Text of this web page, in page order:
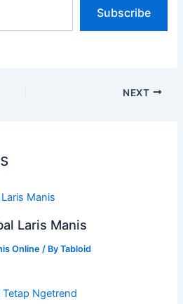
Subscribe
NEXT
Laris Manis
Online / ByTabloid